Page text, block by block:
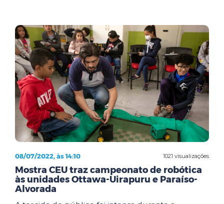
1021 visualizações
08/07/2022, às 14:10
Mostra CEU traz campeonato de robótica
às unidades Ottawa-Uirapuru e Paraíso-
Alvorada